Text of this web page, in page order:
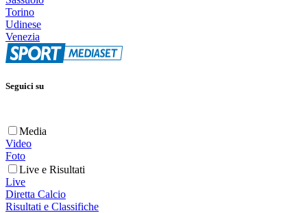
Torino
Udinese
Venezia
Seguici su
Media
Video
Foto
Live e Risultati
Live
Diretta Calcio
Risultati e Classifiche